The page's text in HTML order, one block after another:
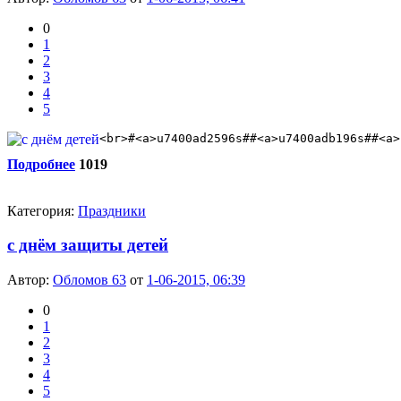
0
1
2
3
4
5
Подробнее 1019
Категория: Праздники
с днём защиты детей
Автор: Обломов 63 от 1-06-2015, 06:39
0
1
2
3
4
5